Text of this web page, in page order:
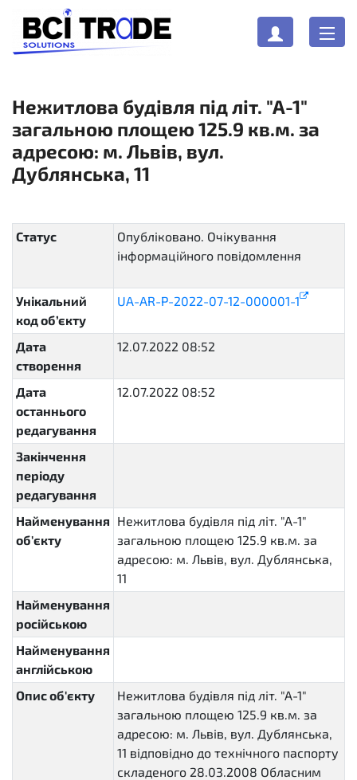
Нежитлова будівля під літ. "А-1"
загальною площею 125.9 кв.м. за
адресою: м. Львів, вул.
Дублянська, 11
Статус
Опубліковано. Очікування
інформаційного повідомлення
Унікальний
код об’єкту
UA-AR-P-2022-07-12-000001-1
Дата
створення
12.07.2022 08:52
Дата
останнього
редагування
12.07.2022 08:52
Закінчення
періоду
редагування
Найменування
об'єкту
Нежитлова будівля під літ. "А-1"
загальною площею 125.9 кв.м. за
адресою: м. Львів, вул. Дублянська,
11
Найменування
російською
Найменування
англійською
Опис об'єкту
Нежитлова будівля під літ. "А-1"
загальною площею 125.9 кв.м. за
адресою: м. Львів, вул. Дублянська,
11 відповідно до технічного паспорту
складеного 28.03.2008 Обласним